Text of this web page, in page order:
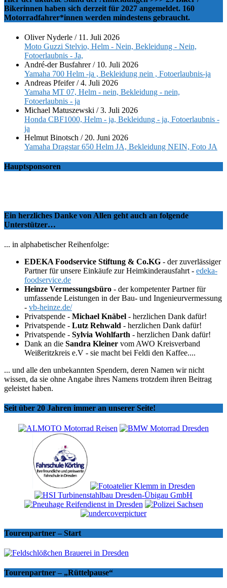
Bikerinnen haben sich derzeit für 2027 angemeldet. 160
Motorradfahrer*innen werden mindestens gebraucht.
Oliver Nyderle / 11. Juli 2026
Moto Guzzi Stelvio, Helm - Nein, Bekleidung - Nein,
Fotoerlaubnis - Ja,
André-der Busfahrer/ 10. Juli 2026
Yamaha 700 Helm -ja , Bekleidung nein , Fotoerlaubnis-ja
Andreas Pfeifer/4. Juli 2026
Yamaha MT 07, Helm - nein, Bekleidung - nein,
Fotoerlaubnis - ja
Michael Matuszewski /3. Juli 2026
Honda CBF1000, Helm - ja, Bekleidung - ja, Fotoerlaubnis -
ja
Helmut Binotsch / 20. Juni 2026
Yamaha Dragstar 650 Helm JA, Bekleidung NEIN, Foto JA
Hauptsponsoren
Ein herzliches Danke von Allen geht auch an folgende
Unterstützer…
... in alphabetischer Reihenfolge:
EDEKA Foodservice Stiftung & Co.KG - der zuverlässiger
Partner für unsere Einkäufe zur Heimkinderausfahrt - edeka-
foodservice.de
Heinze Vermessungsbüro - der kompetenter Partner für
umfassende Leistungen in der Bau- und Ingenieurvermessung
- vb-heinze.de/
Privatspende - Michael Knäbel - herzlichen Dank dafür!
Privatspende - Lutz Rehwald - herzlichen Dank dafür!
Privatspende - Sylvia Wohlfarth - herzlichen Dank dafür!
Dank an die Sandra Kleiner vom AWO Kreisverband
Weißeritzkreis e.V - sie macht bei Feldi den Kaffee....
... und alle den unbekannten Spendern, deren Namen wir nicht
wissen, da sie ohne Angabe ihres Namens trotzdem ihren Beitrag
geleistet haben.
Seit über 20 Jahren immer an unserer Seite!
Tourenpartner – Start
Tourenpartner – „Rüttelpause“